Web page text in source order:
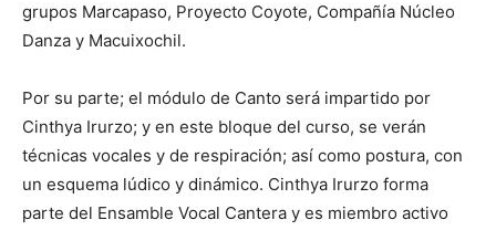
grupos Marcapaso, Proyecto Coyote, Compañía Núcleo
Danza y Macuixochil.
Por su parte; el módulo de Canto será impartido por
Cinthya Irurzo; y en este bloque del curso, se verán
técnicas vocales y de respiración; así como postura, con
un esquema lúdico y dinámico. Cinthya Irurzo forma
parte del Ensamble Vocal Cantera y es miembro activo